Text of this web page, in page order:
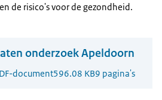
de risico's voor de gezondheid.
onderzoek Apeldoorn
document596.08 KB9 pagina's